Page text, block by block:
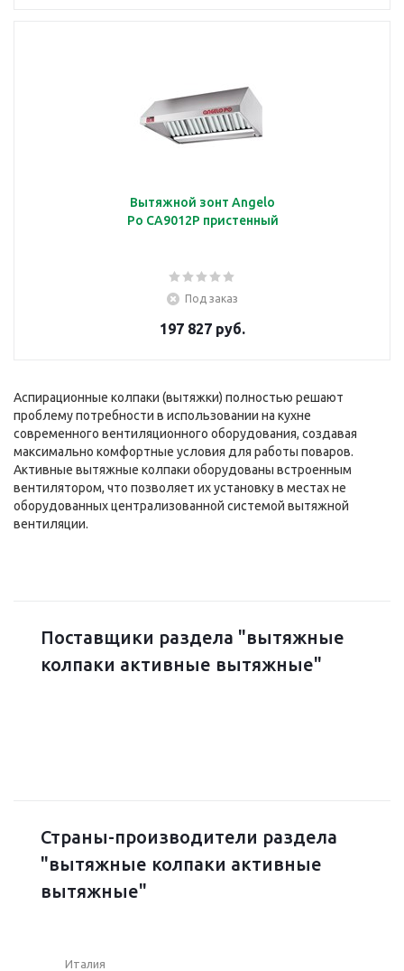
Вытяжной зонт Angelo
Po CA9012P пристенный
Под заказ
197 827 руб.
Аспирационные колпаки (вытяжки) полностью решают
проблему потребности в использовании на кухне
современного вентиляционного оборудования, создавая
максимально комфортные условия для работы поваров.
Активные вытяжные колпаки оборудованы встроенным
вентилятором, что позволяет их установку в местах не
оборудованных централизованной системой вытяжной
вентиляции.
Поставщики раздела "вытяжные
колпаки активные вытяжные"
Страны-производители раздела
"вытяжные колпаки активные
вытяжные"
Италия